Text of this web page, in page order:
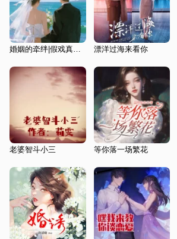
婚姻的牵绊|假戏真做|契约闪婚|豪门总裁|都市言情 漂洋过海来看你
老婆智斗小三 等你落一场繁花